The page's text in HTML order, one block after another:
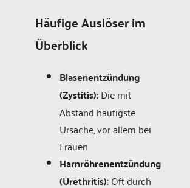
Häufige Auslöser im
Überblick
Blasenentzündung
(Zystitis):Die mit
Abstand häufigste
Ursache, vor allem bei
Frauen
Harnröhrenentzündung
(Urethritis):Oft durch